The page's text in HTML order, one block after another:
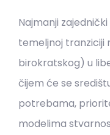
Najmanji
temeljnoj tranziciji
birokratskog) u
čijem će se
potrebama,
modelima